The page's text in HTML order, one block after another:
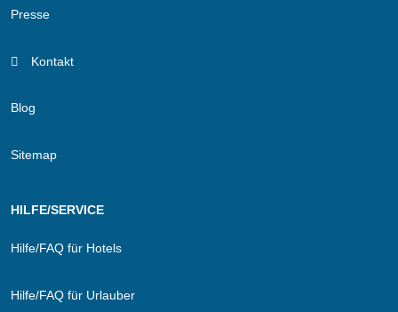
Presse
Kontakt
Blog
Sitemap
HILFE/SERVICE
Hilfe/FAQ für Hotels
Hilfe/FAQ für Urlauber